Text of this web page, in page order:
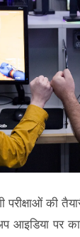
परीक्षाओं की
आइडिया पर